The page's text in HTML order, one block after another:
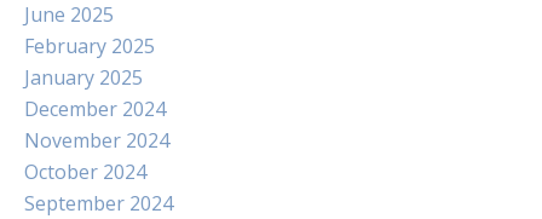
June 2025
February 2025
January 2025
December 2024
November 2024
October 2024
September 2024